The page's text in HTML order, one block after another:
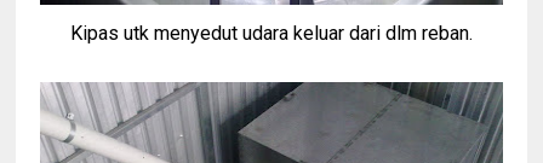
Kipas utk menyedut udara keluar dari dlm reban.